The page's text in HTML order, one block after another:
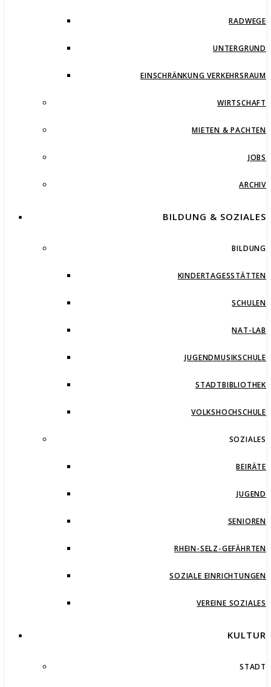
RADWEGE
UNTERGRUND
EINSCHRÄNKUNG VERKEHRSRAUM
WIRTSCHAFT
MIETEN & PACHTEN
JOBS
ARCHIV
BILDUNG & SOZIALES
BILDUNG
KINDERTAGESSTÄTTEN
SCHULEN
NAT-LAB
JUGENDMUSIKSCHULE
STADTBIBLIOTHEK
VOLKSHOCHSCHULE
SOZIALES
BEIRÄTE
JUGEND
SENIOREN
RHEIN-SELZ-GEFÄHRTEN
SOZIALE EINRICHTUNGEN
VEREINE SOZIALES
KULTUR
STADT